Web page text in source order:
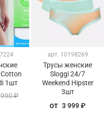
1шт
₽
арт. 10198269
Трусы женские
Sloggi 24/7
Weekend Hipster
3шт
от 3 999 ₽